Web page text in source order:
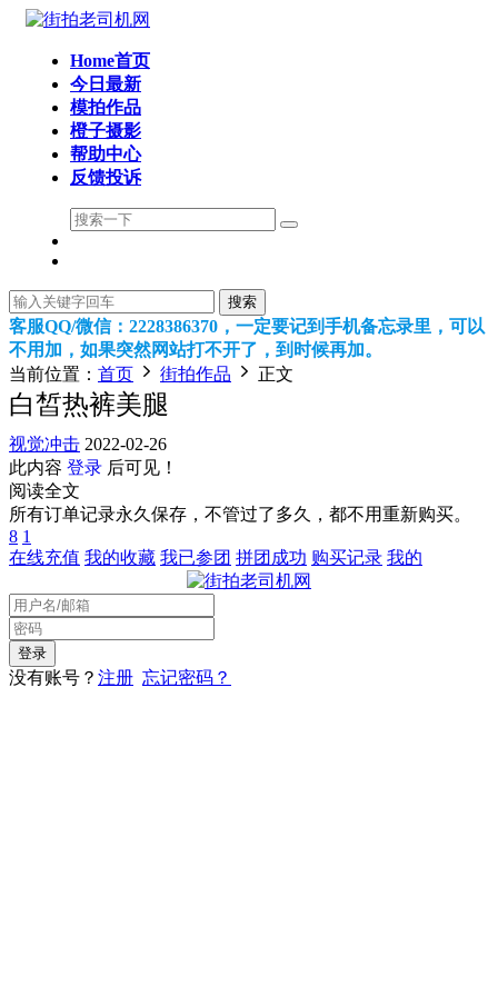
Home首页
今日最新
模拍作品
橙子摄影
帮助中心
反馈投诉
搜索
客服QQ/微信：2228386370，一定要记到手机备忘录里，可以
不用加，如果突然网站打不开了，到时候再加。
当前位置： 首页 街拍作品 正文
白皙热裤美腿
视觉冲击 2022-02-26
此内容 登录 后可见！
阅读全文
所有订单记录永久保存，不管过了多久，都不用重新购买。
8 1
在线充值 我的收藏 我已参团 拼团成功 购买记录 我的
没有账号？ 注册 忘记密码？